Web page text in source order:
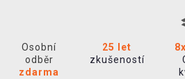
Osobní
odběr
zdarma
25 let
zkušeností